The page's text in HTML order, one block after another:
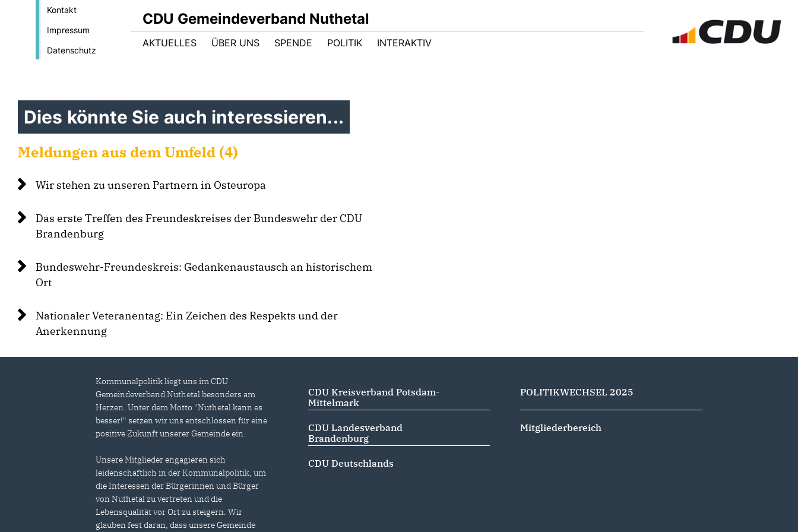
Kontakt
Impressum
Datenschutz
CDU Gemeindeverband Nuthetal
AKTUELLES ÜBER UNS SPENDE POLITIK INTERAKTIV
Dies könnte Sie auch interessieren...
Meldungen aus dem Umfeld (4)
Wir stehen zu unseren Partnern in Osteuropa
Das erste Treffen des Freundeskreises der Bundeswehr der CDU
Brandenburg
Bundeswehr-Freundeskreis: Gedankenaustausch an historischem
Ort
Nationaler Veteranentag: Ein Zeichen des Respekts und der
Anerkennung
Kommunalpolitik liegt uns im CDU
Gemeindeverband Nuthetal besonders am
Herzen. Unter dem Motto "Nuthetal kann es
besser!" setzen wir uns entschlossen für eine
positive Zukunft unserer Gemeinde ein.
Unsere Mitglieder engagieren sich
leidenschaftlich in der Kommunalpolitik, um
die Interessen der Bürgerinnen und Bürger
von Nuthetal zu vertreten und die
Lebensqualität vor Ort zu steigern. Wir
glauben fest daran, dass unsere Gemeinde
CDU Kreisverband Potsdam-
Mittelmark
CDU Landesverband
Brandenburg
CDU Deutschlands
POLITIKWECHSEL 2025
Mitgliederbereich